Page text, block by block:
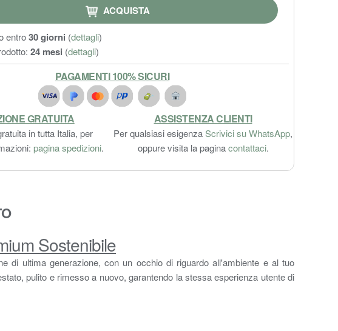
ACQUISTA
entro30 giorni (dettagli)
24 mesi (dettagli)
PAGAMENTI 100% SICURI
ASSISTENZA CLIENTI
Per qualsiasi esigenzaScrivici su WhatsApp,
oppure visita la paginacontattaci.
GRATUITA
in tutta Italia, per
pagina spedizioni.
Sostenibile
di ultima generazione, con un occhio di riguardo all'ambiente e al tuo
pulito e rimesso a nuovo, garantendo la stessa esperienza utente di